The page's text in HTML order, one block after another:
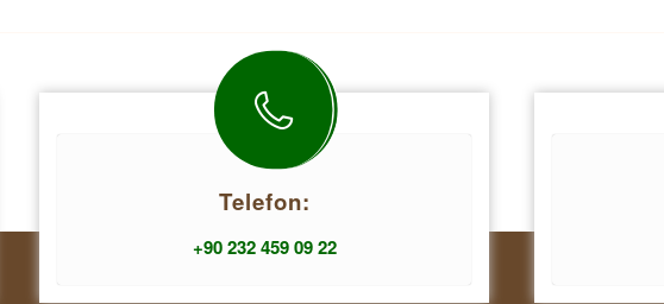
Telefon:
+90 232 459 09 22